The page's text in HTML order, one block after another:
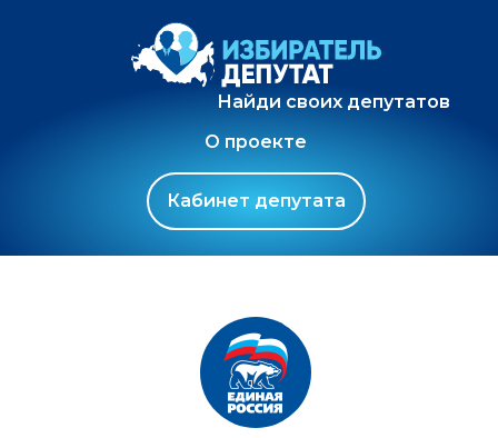
Найди своих депутатов
О проекте
Кабинет депутата